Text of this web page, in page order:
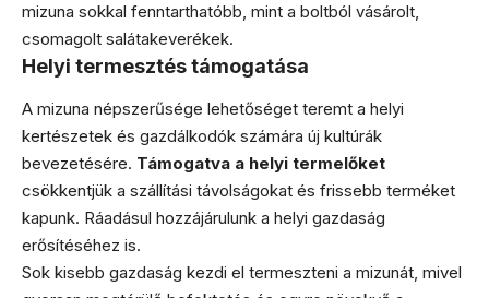
mizuna sokkal fenntarthatóbb, mint a boltból vásárolt,
csomagolt salátakeverékek.
Helyi termesztés támogatása
A mizuna népszerűsége lehetőséget teremt a helyi
kertészetek és gazdálkodók számára új kultúrák
bevezetésére. Támogatva a helyi termelőket
csökkentjük a szállítási távolságokat és frissebb terméket
kapunk. Ráadásul hozzájárulunk a helyi gazdaság
erősítéséhez is.
Sok kisebb gazdaság kezdi el termeszteni a mizunát, mivel